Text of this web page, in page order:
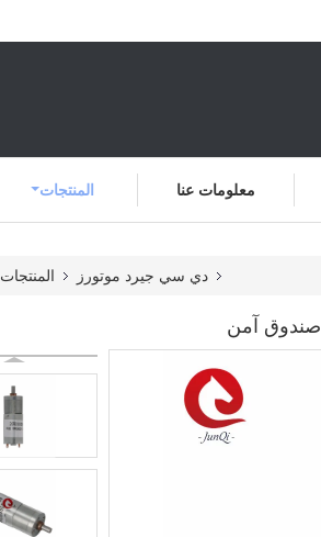
المنتجات معلومات عنا
المنتجات دي سي جيرد موتورز